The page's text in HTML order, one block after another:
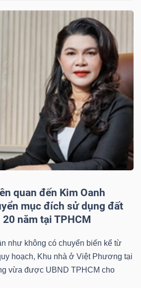
quan đến Kim Oanh
mục đích sử dụng đất
năm tại TPHCM
như không có chuyển biến kể từ
hoạch, Khu nhà ở Việt Phương tại
vừa được UBND TPHCM cho